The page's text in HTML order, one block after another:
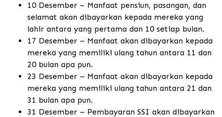
10 Desember – Manfaat pensiun, pasangan, dan
selamat akan dibayarkan kepada mereka yang
lahir antara yang pertama dan 10 setiap bulan.
17 Desember – Manfaat akan dibayarkan kepada
mereka yang memiliki ulang tahun antara 11 dan
20 bulan apa pun.
23 Desember – Manfaat akan dibayarkan kepada
mereka yang memiliki ulang tahun antara 21 dan
31 bulan apa pun.
31 Desember – Pembayaran SSI akan dibayarkan